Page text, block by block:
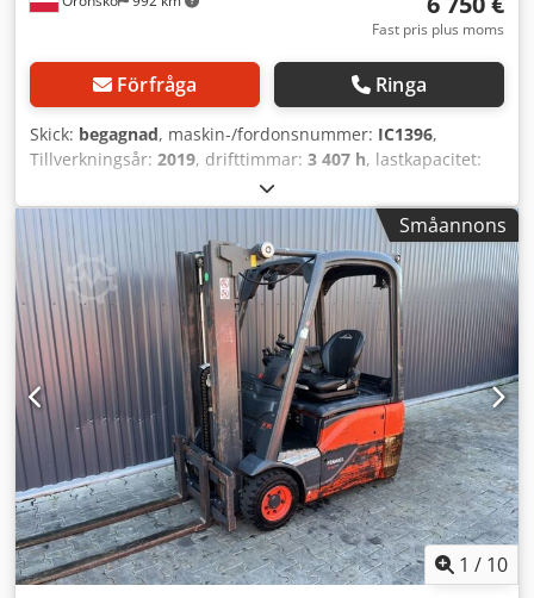
Fast pris plus moms
Förfråga Ringa
Skick: begagnad, maskin-/fordonsnummer: IC1396,
Tillverkningsår: 2019, drifttimmar: 3 407 h, lastkapacitet:
, bränsletyp:
masttyp:duplex, byggnadshöjd:2 160 mm, gaffellängd:
800 mm , 5243155 Serienummer: 516221V01809 Codpfx
Agozrrg Deujrf Internationell transport är
möjlig/Internationell leverans erbjuds.
Småannons
1 / 10